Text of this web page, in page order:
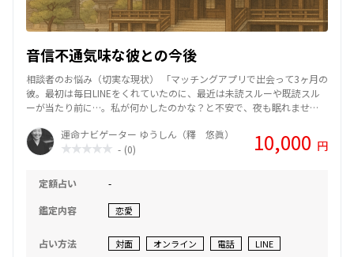
音信不通気味な彼との今後
相談者のお悩み（切実な現状） 「マッチングアプリで出会って3ヶ月の
彼。最初は毎日LINEをくれていたのに、最近は未読スルーや既読スル
ーが当たり前に…。私が何かしたのかな？と不安で、夜も眠れませ
た前の彼に戻ってくれますか？」 回答（客観的な視点とカードの示
唆） 「カードに出ているのは『執着』と『一時的な逃避』です。今の
ようです。厳しいようですが、彼は今『あなたを失う怖さ』を感じて
いません。 あなたが自分を削ってまで彼に合わせる必要はありませ
ん。今は彼を追いかけるのをやめて、あなた自身の時間を充実させて
ください。あなたが『自分を大切にする』選択をしたとき、彼との関
係の真実が見えてきます。」 感想（気づきと決意） 「鑑定を受けて、
ハッとしました。彼からの返信を待つことが生活のすべてになってい
運命ナビゲーター ゆうしん（釋 悠眞）
- (0) 10,000 円
定額占い
-
鑑定内容
恋愛
占い方法 対面 オンライン 電話 LINE